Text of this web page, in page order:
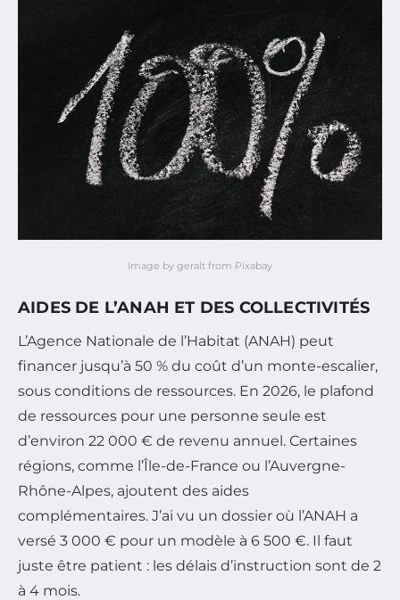
Image by geralt from Pixabay
AIDES DE L’ANAH ET DES COLLECTIVITÉS
L’Agence Nationale de l’Habitat (ANAH) peut
financer jusqu’à 50 % du coût d’un monte-escalier,
sous conditions de ressources. En 2026, le plafond
de ressources pour une personne seule est
d’environ 22 000 € de revenu annuel. Certaines
régions, comme l’Île-de-France ou l’Auvergne-
Rhône-Alpes, ajoutent des aides
complémentaires. J’ai vu un dossier où l’ANAH a
versé 3 000 € pour un modèle à 6 500 €. Il faut
juste être patient : les délais d’instruction sont de 2
à 4 mois.